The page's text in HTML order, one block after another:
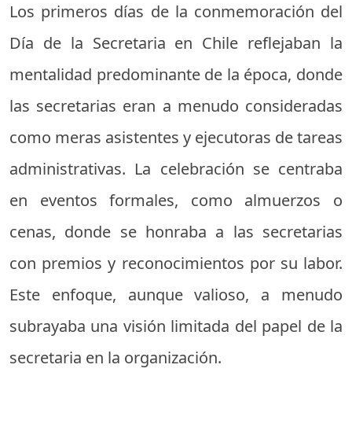
Los primeros días de la conmemoración del
Día de la Secretaria en Chile reflejaban la
mentalidad predominante de la época, donde
las secretarias eran a menudo consideradas
como meras asistentes y ejecutoras de tareas
administrativas. La celebración se centraba
en eventos formales, como almuerzos o
cenas, donde se honraba a las secretarias
con premios y reconocimientos por su labor.
Este enfoque, aunque valioso, a menudo
subrayaba una visión limitada del papel de la
secretaria en la organización.